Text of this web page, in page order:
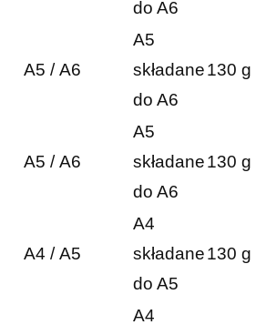
do A6
A5 / A6
A5
składane
do A6
130 g
A5 / A6
A5
składane
do A6
130 g
A4 / A5
A4
składane
do A5
130 g
A4